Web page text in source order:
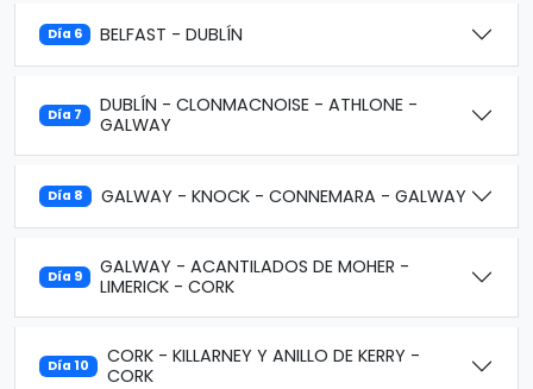
Día 6 BELFAST - DUBLÍN
Día 7
DUBLÍN - CLONMACNOISE - ATHLONE -
GALWAY
Día 8 GALWAY - KNOCK - CONNEMARA - GALWAY
Día 9
GALWAY - ACANTILADOS DE MOHER -
LIMERICK - CORK
Día 10
CORK - KILLARNEY Y ANILLO DE KERRY -
CORK